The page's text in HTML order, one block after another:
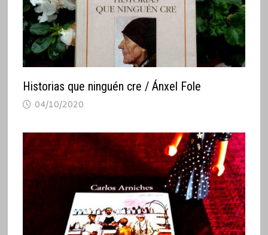
Historias que ninguén cre / Ánxel Fole
04/10/2020